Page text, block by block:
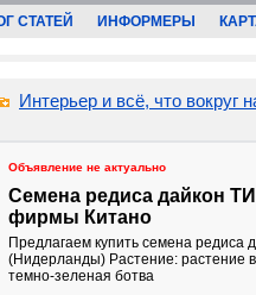
СТАТЕЙ ИНФОРМЕРЫ
Интерьер и всё, что вокруг
Объявление не актуально
Семена редиса дайкон
фирмы Китано
Предлагаем купить семена редиса
(Нидерланды) Растение: растение
темно-зеленая ботва